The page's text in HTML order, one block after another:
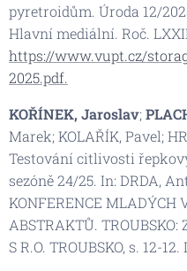
pyretroidům. Úroda 12/
Hlavní mediální. Roč.
https://www.vupt.cz/
2025.pdf.
KOŘÍNEK, Jaroslav;
Marek; KOLAŘÍK, Pavel;
Testování citlivosti
sezóně 24/25. In: DRDA,
KONFERENCE MLADÝCH
ABSTRAKTŮ. TROUBSKO:
S R.O. TROUBSKO, s. 12-